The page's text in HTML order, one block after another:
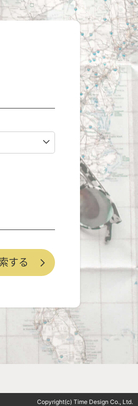
Copyright(c) Time Design Co., Ltd.